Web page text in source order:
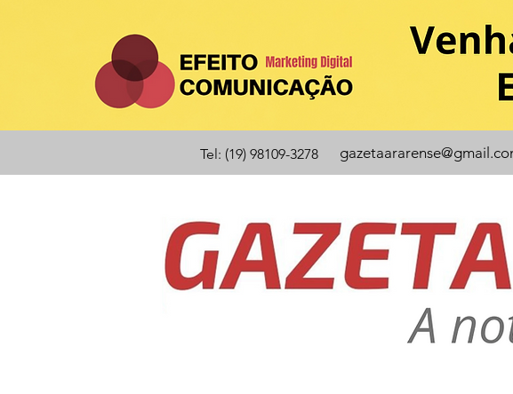
Tel: (19) 98109-3278